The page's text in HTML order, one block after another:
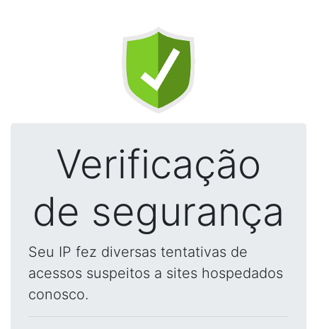
Verificação
de segurança
Seu IP fez diversas tentativas de
acessos suspeitos a sites hospedados
conosco.